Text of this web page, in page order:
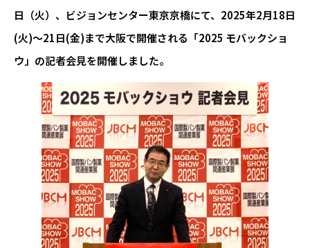
日（火）、ビジョンセンター東京京橋にて、2025年2月18日
(火)〜21日(金)まで大阪で開催される「2025 モバックショ
ウ」の記者会見を開催しました。